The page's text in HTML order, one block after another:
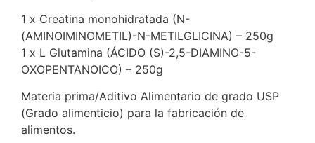
1 x Creatina monohidratada (N-
(AMINOIMINOMETIL)-N-METILGLICINA) – 250g
1 x L Glutamina (ÁCIDO (S)-2,5-DIAMINO-5-
OXOPENTANOICO) – 250g
Materia prima/Aditivo Alimentario de grado USP
(Grado alimenticio) para la fabricación de
alimentos.